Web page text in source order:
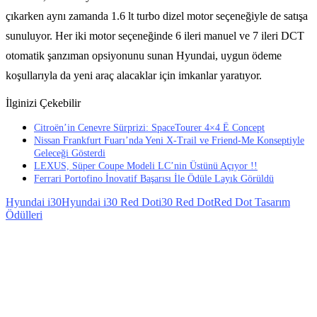
çıkarken aynı zamanda 1.6 lt turbo dizel motor seçeneğiyle de satışa
sunuluyor. Her iki motor seçeneğinde 6 ileri manuel ve 7 ileri DCT
otomatik şanzıman opsiyonunu sunan Hyundai, uygun ödeme
koşullarıyla da yeni araç alacaklar için imkanlar yaratıyor.
İlginizi Çekebilir
Citroën’in Cenevre Sürprizi: SpaceTourer 4×4 Ë Concept
Nissan Frankfurt Fuarı’nda Yeni X-Trail ve Friend-Me Konseptiyle
Geleceği Gösterdi
LEXUS, Süper Coupe Modeli LC’nin Üstünü Açıyor !!
Ferrari Portofino İnovatif Başarısı İle Ödüle Layık Görüldü
Hyundai i30Hyundai i30 Red Doti30 Red DotRed Dot Tasarım
Ödülleri